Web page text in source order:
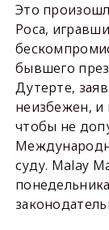
Это
Роса,
бывшего
Дутерте,
неизбежен, и
чтобы не
суду. Malay